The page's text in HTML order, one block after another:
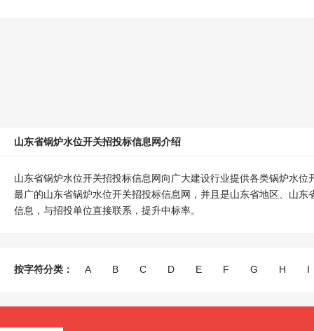
山东省锅炉水位开关招投标信息网介绍
山东省锅炉水位开关招投标信息网向广大建设行业提供各类锅炉水
最广的山东省锅炉水位开关招投标信息网，并且是山东省地区、山
信息，与招投单位直接联系，提升中标率。
按字符分类： A B C D E F G H I